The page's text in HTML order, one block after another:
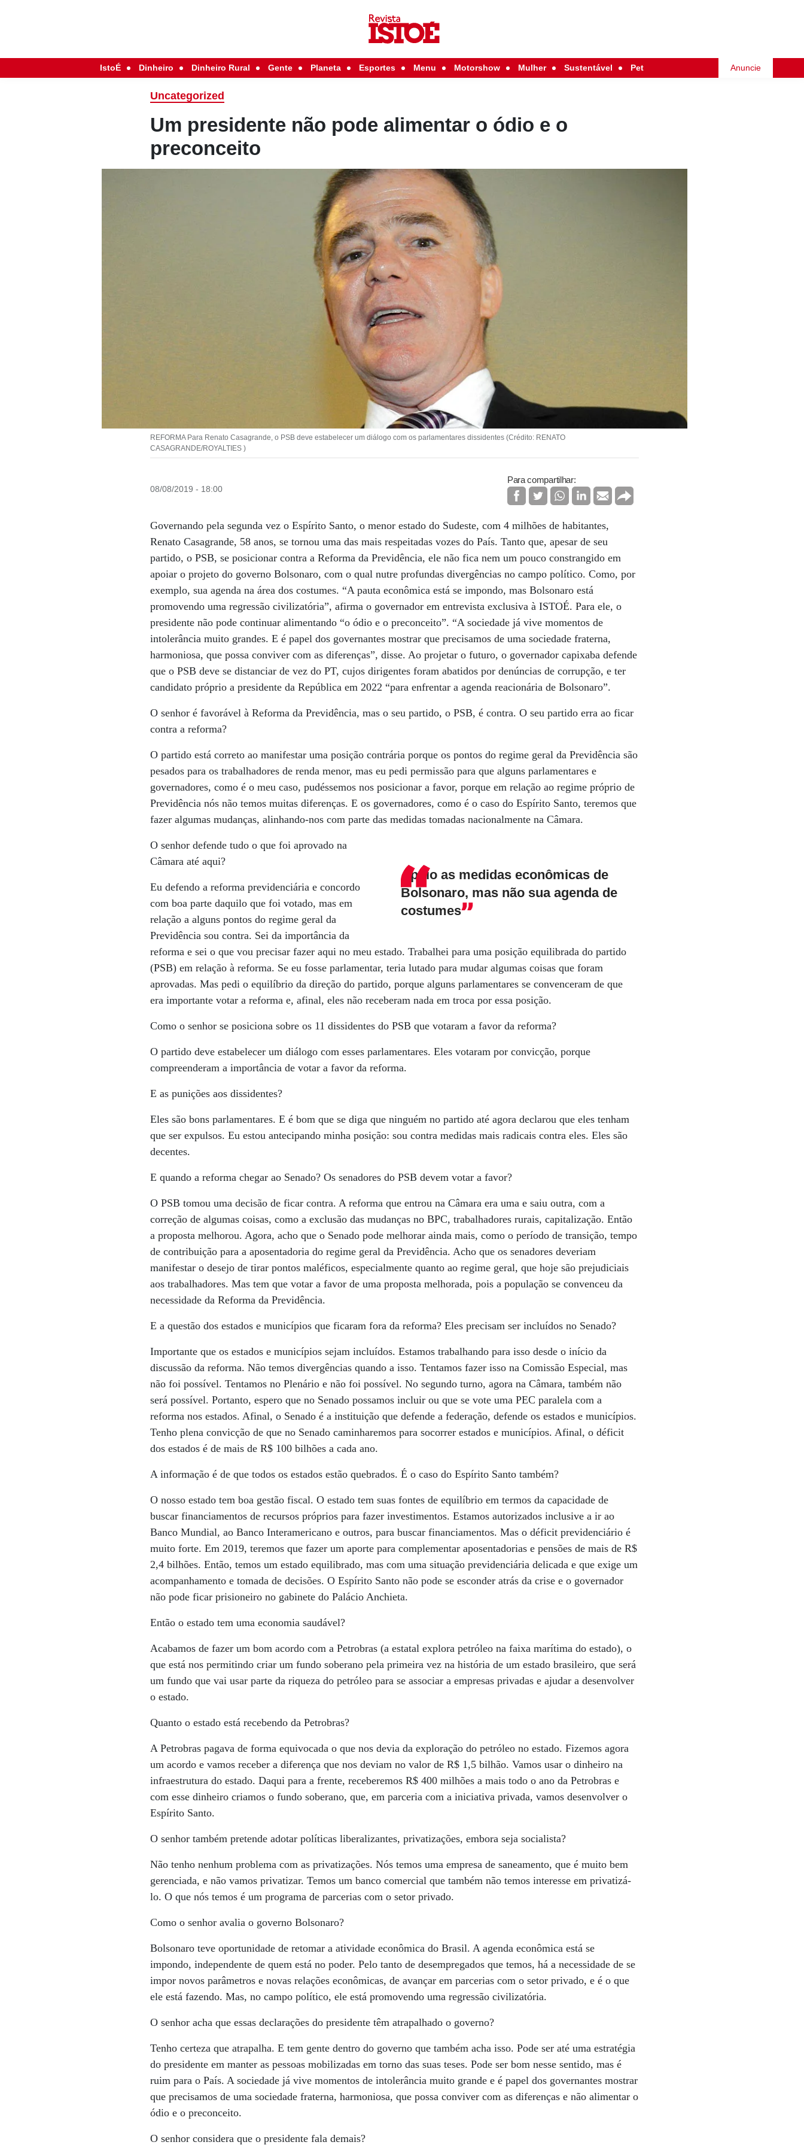
IstoÉ Dinheiro Dinheiro Rural Gente Planeta Esportes Menu Motorshow Mulher Sustentável Pet Anuncie
Uncategorized
Um presidente não pode alimentar o ódio e o
preconceito
REFORMA Para Renato Casagrande, o PSB deve estabelecer um diálogo com os parlamentares dissidentes (Crédito: RENATO
CASAGRANDE/ROYALTIES )
08/08/2019 - 18:00
Para compartilhar:
Governando pela segunda vez o Espírito Santo, o menor estado do Sudeste, com 4 milhões de habitantes,
Renato Casagrande, 58 anos, se tornou uma das mais respeitadas vozes do País. Tanto que, apesar de seu
partido, o PSB, se posicionar contra a Reforma da Previdência, ele não fica nem um pouco constrangido em
apoiar o projeto do governo Bolsonaro, com o qual nutre profundas divergências no campo político. Como, por
exemplo, sua agenda na área dos costumes. “A pauta econômica está se impondo, mas Bolsonaro está
promovendo uma regressão civilizatória”, afirma o governador em entrevista exclusiva à ISTOÉ. Para ele, o
presidente não pode continuar alimentando “o ódio e o preconceito”. “A sociedade já vive momentos de
intolerância muito grandes. E é papel dos governantes mostrar que precisamos de uma sociedade fraterna,
harmoniosa, que possa conviver com as diferenças”, disse. Ao projetar o futuro, o governador capixaba defende
que o PSB deve se distanciar de vez do PT, cujos dirigentes foram abatidos por denúncias de corrupção, e ter
candidato próprio a presidente da República em 2022 “para enfrentar a agenda reacionária de Bolsonaro”.
O senhor é favorável à Reforma da Previdência, mas o seu partido, o PSB, é contra. O seu partido erra ao ficar
contra a reforma?
O partido está correto ao manifestar uma posição contrária porque os pontos do regime geral da Previdência são
pesados para os trabalhadores de renda menor, mas eu pedi permissão para que alguns parlamentares e
governadores, como é o meu caso, pudéssemos nos posicionar a favor, porque em relação ao regime próprio de
Previdência nós não temos muitas diferenças. E os governadores, como é o caso do Espírito Santo, teremos que
fazer algumas mudanças, alinhando-nos com parte das medidas tomadas nacionalmente na Câmara.
Apoio as medidas econômicas de
Bolsonaro, mas não sua agenda de
costumes
O senhor defende tudo o que foi aprovado na
Câmara até aqui?
Eu defendo a reforma previdenciária e concordo
com boa parte daquilo que foi votado, mas em
relação a alguns pontos do regime geral da
Previdência sou contra. Sei da importância da
reforma e sei o que vou precisar fazer aqui no meu estado. Trabalhei para uma posição equilibrada do partido
(PSB) em relação à reforma. Se eu fosse parlamentar, teria lutado para mudar algumas coisas que foram
aprovadas. Mas pedi o equilíbrio da direção do partido, porque alguns parlamentares se convenceram de que
era importante votar a reforma e, afinal, eles não receberam nada em troca por essa posição.
Como o senhor se posiciona sobre os 11 dissidentes do PSB que votaram a favor da reforma?
O partido deve estabelecer um diálogo com esses parlamentares. Eles votaram por convicção, porque
compreenderam a importância de votar a favor da reforma.
E as punições aos dissidentes?
Eles são bons parlamentares. E é bom que se diga que ninguém no partido até agora declarou que eles tenham
que ser expulsos. Eu estou antecipando minha posição: sou contra medidas mais radicais contra eles. Eles são
decentes.
E quando a reforma chegar ao Senado? Os senadores do PSB devem votar a favor?
O PSB tomou uma decisão de ficar contra. A reforma que entrou na Câmara era uma e saiu outra, com a
correção de algumas coisas, como a exclusão das mudanças no BPC, trabalhadores rurais, capitalização. Então
a proposta melhorou. Agora, acho que o Senado pode melhorar ainda mais, como o período de transição, tempo
de contribuição para a aposentadoria do regime geral da Previdência. Acho que os senadores deveriam
manifestar o desejo de tirar pontos maléficos, especialmente quanto ao regime geral, que hoje são prejudiciais
aos trabalhadores. Mas tem que votar a favor de uma proposta melhorada, pois a população se convenceu da
necessidade da Reforma da Previdência.
E a questão dos estados e municípios que ficaram fora da reforma? Eles precisam ser incluídos no Senado?
Importante que os estados e municípios sejam incluídos. Estamos trabalhando para isso desde o início da
discussão da reforma. Não temos divergências quando a isso. Tentamos fazer isso na Comissão Especial, mas
não foi possível. Tentamos no Plenário e não foi possível. No segundo turno, agora na Câmara, também não
será possível. Portanto, espero que no Senado possamos incluir ou que se vote uma PEC paralela com a
reforma nos estados. Afinal, o Senado é a instituição que defende a federação, defende os estados e municípios.
Tenho plena convicção de que no Senado caminharemos para socorrer estados e municípios. Afinal, o déficit
dos estados é de mais de R$ 100 bilhões a cada ano.
A informação é de que todos os estados estão quebrados. É o caso do Espírito Santo também?
O nosso estado tem boa gestão fiscal. O estado tem suas fontes de equilíbrio em termos da capacidade de
buscar financiamentos de recursos próprios para fazer investimentos. Estamos autorizados inclusive a ir ao
Banco Mundial, ao Banco Interamericano e outros, para buscar financiamentos. Mas o déficit previdenciário é
muito forte. Em 2019, teremos que fazer um aporte para complementar aposentadorias e pensões de mais de R$
2,4 bilhões. Então, temos um estado equilibrado, mas com uma situação previdenciária delicada e que exige um
acompanhamento e tomada de decisões. O Espírito Santo não pode se esconder atrás da crise e o governador
não pode ficar prisioneiro no gabinete do Palácio Anchieta.
Então o estado tem uma economia saudável?
Acabamos de fazer um bom acordo com a Petrobras (a estatal explora petróleo na faixa marítima do estado), o
que está nos permitindo criar um fundo soberano pela primeira vez na história de um estado brasileiro, que será
um fundo que vai usar parte da riqueza do petróleo para se associar a empresas privadas e ajudar a desenvolver
o estado.
Quanto o estado está recebendo da Petrobras?
A Petrobras pagava de forma equivocada o que nos devia da exploração do petróleo no estado. Fizemos agora
um acordo e vamos receber a diferença que nos deviam no valor de R$ 1,5 bilhão. Vamos usar o dinheiro na
infraestrutura do estado. Daqui para a frente, receberemos R$ 400 milhões a mais todo o ano da Petrobras e
com esse dinheiro criamos o fundo soberano, que, em parceria com a iniciativa privada, vamos desenvolver o
Espírito Santo.
O senhor também pretende adotar políticas liberalizantes, privatizações, embora seja socialista?
Não tenho nenhum problema com as privatizações. Nós temos uma empresa de saneamento, que é muito bem
gerenciada, e não vamos privatizar. Temos um banco comercial que também não temos interesse em privatizá-
lo. O que nós temos é um programa de parcerias com o setor privado.
Como o senhor avalia o governo Bolsonaro?
Bolsonaro teve oportunidade de retomar a atividade econômica do Brasil. A agenda econômica está se
impondo, independente de quem está no poder. Pelo tanto de desempregados que temos, há a necessidade de se
impor novos parâmetros e novas relações econômicas, de avançar em parcerias com o setor privado, e é o que
ele está fazendo. Mas, no campo político, ele está promovendo uma regressão civilizatória.
O senhor acha que essas declarações do presidente têm atrapalhado o governo?
Tenho certeza que atrapalha. E tem gente dentro do governo que também acha isso. Pode ser até uma estratégia
do presidente em manter as pessoas mobilizadas em torno das suas teses. Pode ser bom nesse sentido, mas é
ruim para o País. A sociedade já vive momentos de intolerância muito grande e é papel dos governantes mostrar
que precisamos de uma sociedade fraterna, harmoniosa, que possa conviver com as diferenças e não alimentar o
ódio e o preconceito.
O senhor considera que o presidente fala demais?